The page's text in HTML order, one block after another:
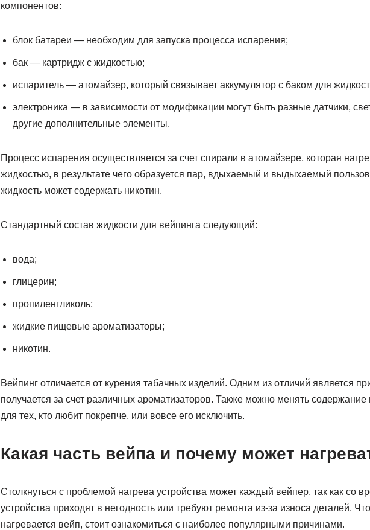
компонентов:
блок батареи — необходим для запуска процесса испарения;
бак — картридж с жидкостью;
испаритель — атомайзер, который связывает аккумулятор с баком для
электроника — в зависимости от модификации могут быть разные датчики,
другие дополнительные элементы.
Процесс испарения осуществляется за счет спирали в атомайзере, которая
жидкостью, в результате чего образуется пар, вдыхаемый и выдыхаемый
жидкость может содержать никотин.
Стандартный состав жидкости для вейпинга следующий:
вода;
глицерин;
пропиленгликоль;
жидкие пищевые ароматизаторы;
никотин.
Вейпинг отличается от курения табачных изделий. Одним из отличий является
получается за счет различных ароматизаторов. Также можно менять содержание
для тех, кто любит покрепче, или вовсе его исключить.
Какая часть вейпа и почему может
Столкнуться с проблемой нагрева устройства может каждый вейпер, так как со
устройства приходят в негодность или требуют ремонта из-за износа деталей.
нагревается вейп, стоит ознакомиться с наиболее популярными причинами.